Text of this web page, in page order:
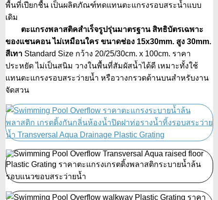
พื้นที่เปียกชื้น เป็นผลิตภัณฑ์ทดแทนตะแกรงรอบสระน้ำแบบ
เดิม
ตะแกรงพลาสติคสำเร็จรูปรุ่นมาตรฐาน สิทธิบัตรเฉพาะ
ของแชนคอน ไม่เหมือนใคร ขนาดช่อง 15x30mm. สูง 30mm.
สีเทา Standard Size กว้าง 20/25/30cm. x 100cm. ราคา
ประหยัด ไม่เป็นสนิม วางในพื้นที่สัมผัสน้ำได้ดี เหมาะทั้งใช้
แทนตะแกรงรอบสระว่ายน้ำ หรือวางกรวดด้านบนสำหรับงาน
จัดสวน